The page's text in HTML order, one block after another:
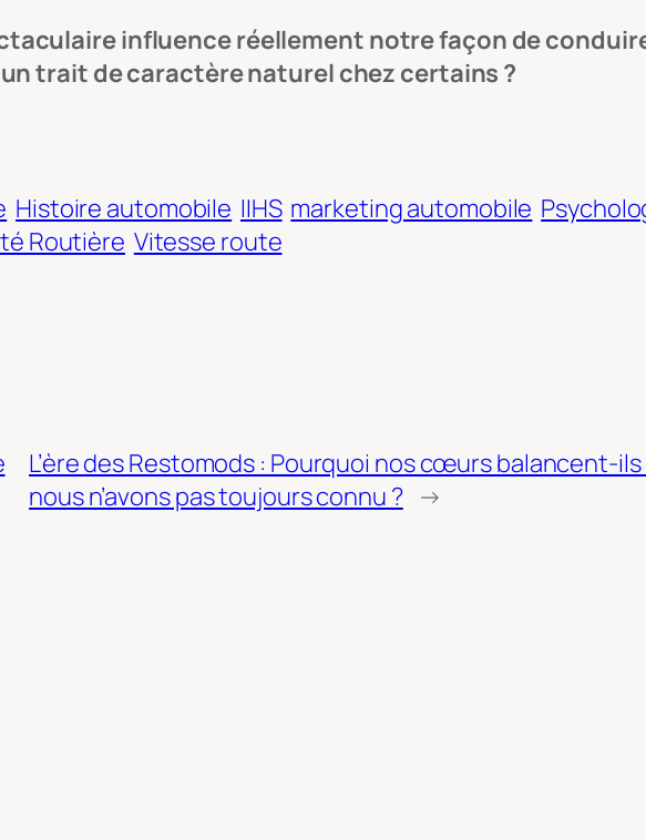
influence réellement notre façon de
trait de caractère naturel chez certains ?
Histoire automobile IIHS marketing automobile
Routière Vitesse route
L’ère des Restomods : Pourquoi nos cœurs balancent-
nous n’avons pas toujours connu ? →